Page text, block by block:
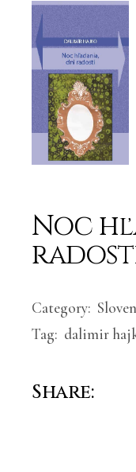
Noc
Category:
Tag: dalimir
Share: